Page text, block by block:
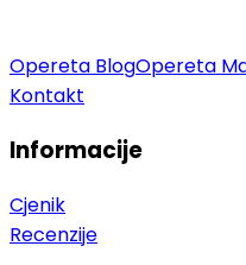
Opereta BlogOpereta
Kontakt
Informacije
Cjenik
Recenzije